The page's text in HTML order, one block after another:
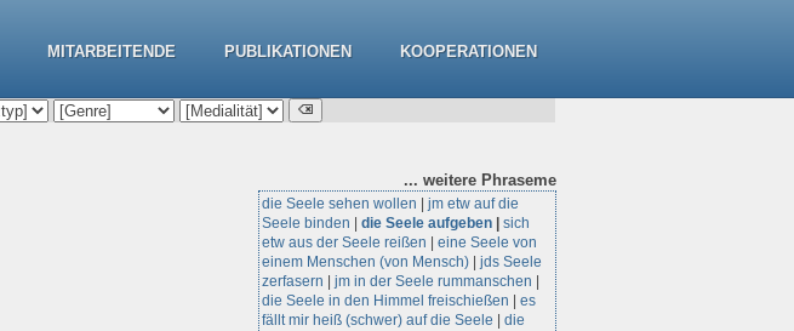
MITARBEITENDE PUBLIKATIONEN KOOPERATIONEN
... weitere Phraseme
die Seele sehen wollen
jm etw auf die
Seele binden
die Seele aufgeben
sich
etw aus der Seele reißen
eine Seele von
einem Menschen (von Mensch)
jds Seele
zerfasern
jm in der Seele rummanschen
die Seele in den Himmel freischießen
es
fällt mir heiß (schwer) auf die Seele
die